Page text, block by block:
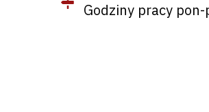
Godziny pracy